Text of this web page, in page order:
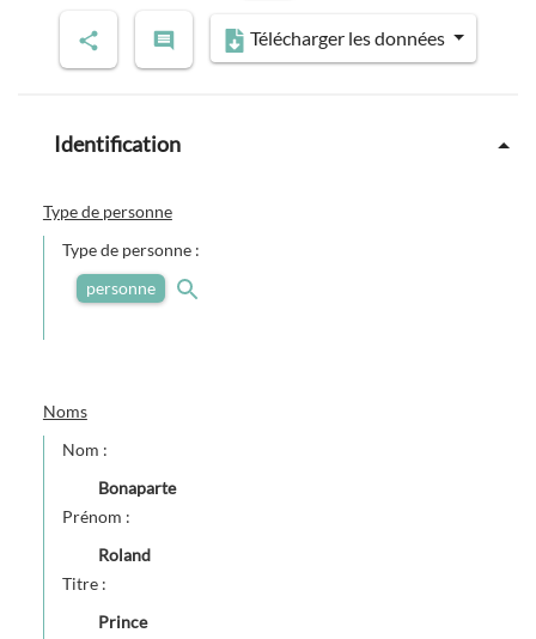
Télécharger les données
Identification
Type de personne
Type de personne :
personne
Noms
Nom :
Bonaparte
Prénom :
Roland
Titre :
Prince